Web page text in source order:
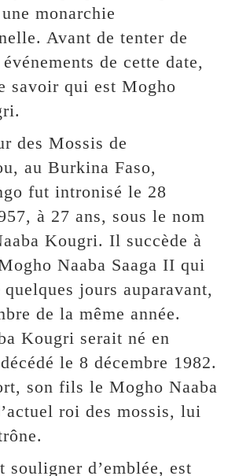
monarchie
Avant de tenter de
de cette date,
savoir qui est Mogho
des Mossis de
au Burkina Faso,
fut intronisé le 28
à 27 ans, sous le nom
Kougri. Il succède à
Naaba Saaga II qui
jours auparavant,
de la même année.
Kougri serait né en
le 8 décembre 1982.
son fils le Mogho Naaba
roi des mossis, lui
souligner d’emblée, est